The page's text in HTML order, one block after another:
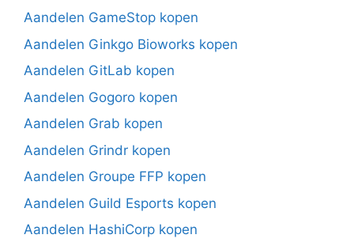
Aandelen GameStop kopen
Aandelen Ginkgo Bioworks kopen
Aandelen GitLab kopen
Aandelen Gogoro kopen
Aandelen Grab kopen
Aandelen Grindr kopen
Aandelen Groupe FFP kopen
Aandelen Guild Esports kopen
Aandelen HashiCorp kopen